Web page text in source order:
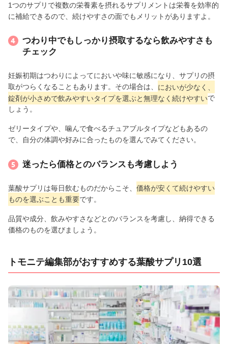
1つのサプリで複数の栄養素を摂れるサプリメントは栄養を効率的
に補給できるので、続けやすさの面でもメリットがありますよ。
つわり中でもしっかり摂取するなら飲みやすさも
チェック
妊娠初期はつわりによってにおいや味に敏感になり、サプリの摂
取がつらくなることもあります。その場合は、 においが少なく、
錠剤が小さめで飲みやすいタイプを選ぶと無理なく続けやすいで
しょう。
ゼリータイプや、噛んで食べるチュアブルタイプなどもあるの
で、自分の体調や好みに合ったものを選んでみてください。
迷ったら価格とのバランスも考慮しよう
葉酸サプリは毎日飲むものだからこそ、 価格が安くて続けやすい
ものを選ぶことも重要です。
品質や成分、飲みやすさなどとのバランスを考慮し、納得できる
価格のものを選びましょう。
トモニテ編集部がおすすめする葉酸サプリ10選